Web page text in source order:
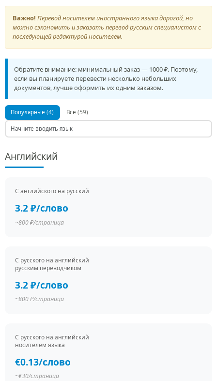
Важно! Перевод носителем иностранного языка дорогой, но
можно сэкономить и заказать перевод русским специалистом с
последующей редактурой носителем.
Обратите внимание: минимальный заказ — 1000 ₽. Поэтому,
если вы планируете перевести несколько небольших
документов, лучше оформить их одним заказом.
Популярные(4) Все (59)
Английский
С английского на русский
3.2 ₽/слово
~800 ₽/страница
С русского на английский
русским переводчиком
3.2 ₽/слово
~800 ₽/страница
С русского на английский
носителем языка
€0.13/слово
~€30/страница